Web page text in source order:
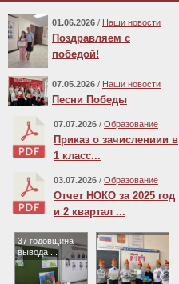
01.06.2026 / Наши новости
Поздравляем с
победой!
07.05.2026 / Наши новости
Песни Победы
07.07.2026 / Образование
Приказ о зачислениии в
1 класс...
03.07.2026 / Образование
Отчет НОКО за 2025 год
и 2 квартал ...
37 годовщина
вывода ...